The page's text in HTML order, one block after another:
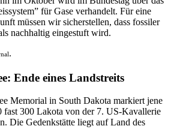
für Gase verhandelt. Für eine
müssen wir sicherstellen, dass fossiler
nachhaltig eingestuft wird.
.
Ende eines Landstreits
Memorial in South Dakota markiert jene
fast 300 Lakota von der 7. US-Kavallerie
Die Gedenkstätte liegt auf Land des